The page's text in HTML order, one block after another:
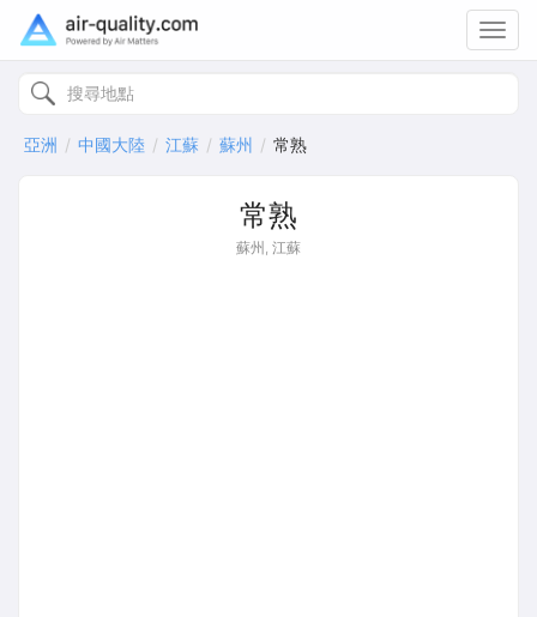
亞洲 中國大陸 江蘇 蘇州 常熟
常熟
蘇州, 江蘇